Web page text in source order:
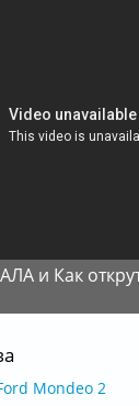
Mondeo 2